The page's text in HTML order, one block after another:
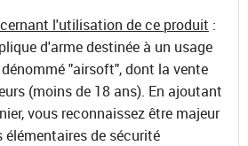
l'utilisation de ce produit :
d'arme destinée à un usage
"airsoft", dont la vente
(moins de 18 ans). En ajoutant
vous reconnaissez être majeur
de sécurité